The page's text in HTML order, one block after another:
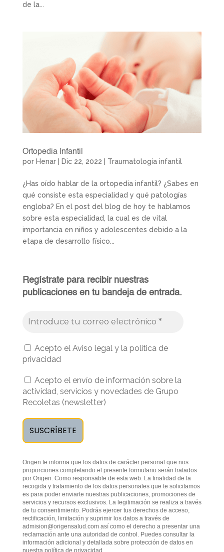
de la...
Ortopedia Infantil
por Henar| Dic 22, 2022 Traumatología infantil
¿Has oído hablar de la ortopedia infantil? ¿Sabes en
qué consiste esta especialidad y qué patologías
engloba? En el post del blog de hoy te hablamos
sobre esta especialidad, la cual es de vital
importancia en niños y adolescentes debido a la
etapa de desarrollo físico...
Regístrate para recibir nuestras
publicaciones en tu bandeja de entrada.
Acepto el Aviso legal y la política de
privacidad
Acepto el envío de información sobre la
actividad, servicios y novedades de Grupo
Recoletas (newsletter)
Origen te informa que los datos de carácter personal que nos
proporciones completando el presente formulario serán tratados
por Origen. Como responsable de esta web. La finalidad de la
recogida y tratamiento de los datos personales que te solicitamos
es para poder enviarte nuestras publicaciones, promociones de
servicios y recursos exclusivos. La legitimación se realiza a través
de tu consentimiento. Podrás ejercer tus derechos de acceso,
rectificación, limitación y suprimir los datos a través de
admision@origensalud.comasí como el derecho a presentar una
reclamación ante una autoridad de control. Puedes consultar la
información adicional y detallada sobre protección de datos en
nuestra política de privacidad